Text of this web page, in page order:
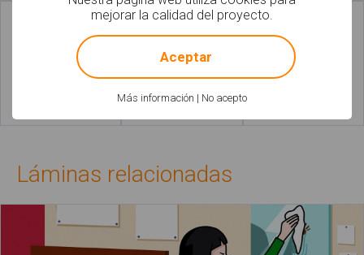
Leer más Leer más
Láminas relacionadas
mejorar la calidad del proyecto.
Más información | No acepto
! Not valid!
Aceptar